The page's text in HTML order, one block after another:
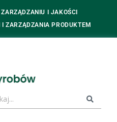
I JAKOŚCI
I ZARZĄDZANIA PRODUKTEM